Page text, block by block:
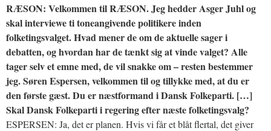
RÆSON: Velkommen til RÆSON. Jeg hedder Asger Juhl og
skal interviewe ti toneangivende politikere inden
folketingsvalget. Hvad mener de om de aktuelle sager i
debatten, og hvordan har de tænkt sig at vinde valget? Alle
tager selv et emne med, de vil snakke om – resten bestemmer
jeg. Søren Espersen, velkommen til og tillykke med, at du er
den første gæst. Du er næstformand i Dansk Folkeparti. […]
Skal Dansk Folkeparti i regering efter næste folketingsvalg?
ESPERSEN: Ja, det er planen. Hvis vi får et blåt flertal, det giver